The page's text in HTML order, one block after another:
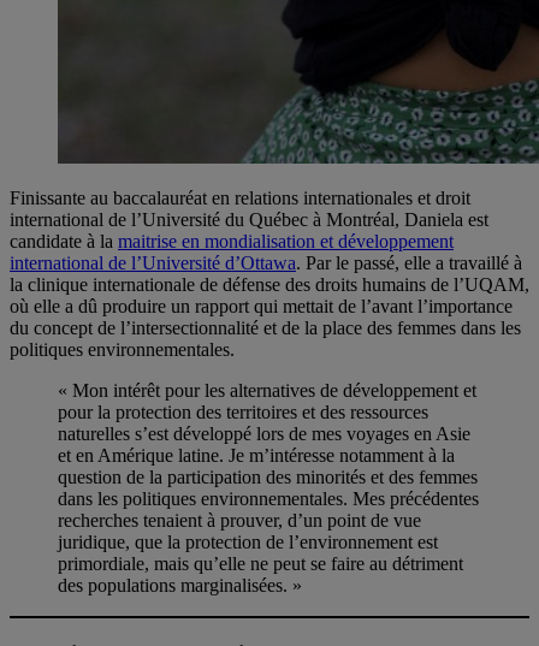
Finissante au baccalauréat en relations internationales et droit
international de l’Université du Québec à Montréal, Daniela est
candidate à la maitrise en mondialisation et développement
international de l’Université d’Ottawa. Par le passé, elle a travaillé à
la clinique internationale de défense des droits humains de l’UQAM,
où elle a dû produire un rapport qui mettait de l’avant l’importance
du concept de l’intersectionnalité et de la place des femmes dans les
politiques environnementales.
« Mon intérêt pour les alternatives de développement et
pour la protection des territoires et des ressources
naturelles s’est développé lors de mes voyages en Asie
et en Amérique latine. Je m’intéresse notamment à la
question de la participation des minorités et des femmes
dans les politiques environnementales. Mes précédentes
recherches tenaient à prouver, d’un point de vue
juridique, que la protection de l’environnement est
primordiale, mais qu’elle ne peut se faire au détriment
des populations marginalisées. »